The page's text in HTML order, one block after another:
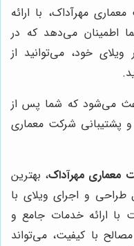
مهرآداک، با ارائه
اطمینان می‌دهد که در
خود، می‌توانید از
می‌شود که شما پس از
و پشتیبانی شرکت معماری
معماری مهرآداک، بهترین
طراحی و اجرای ویلای با
ارائه خدمات جامع و
با کیفیت، می‌تواند